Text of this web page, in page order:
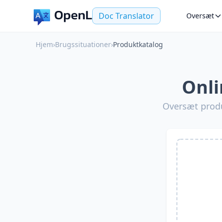
Doc Translator Oversæt
Hjem›Brugssituationer›Produktkatalog
Oversæt